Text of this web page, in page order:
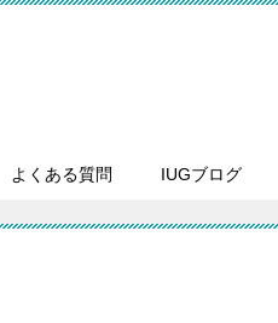
よくある質問 IUGブログ